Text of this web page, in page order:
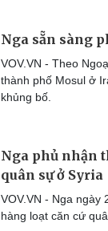
Nga sẵn sàng
VOV.VN - Theo
thành phố Mosul ở
khủng bố.
Nga phủ nhận
quân sự ở Syria
VOV.VN - Nga ngày
hàng loạt căn cứ